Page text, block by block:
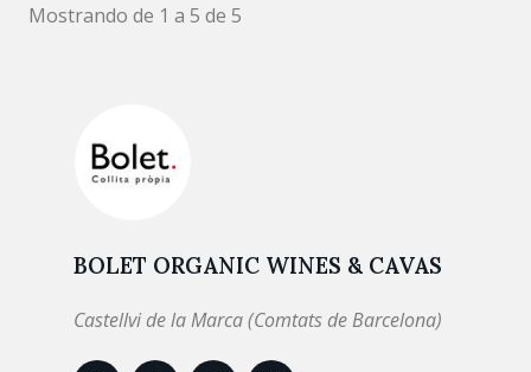
Mostrando de 1 a 5 de 5
BOLET ORGANIC WINES & CAVAS
Castellvi de la Marca (Comtats de Barcelona)